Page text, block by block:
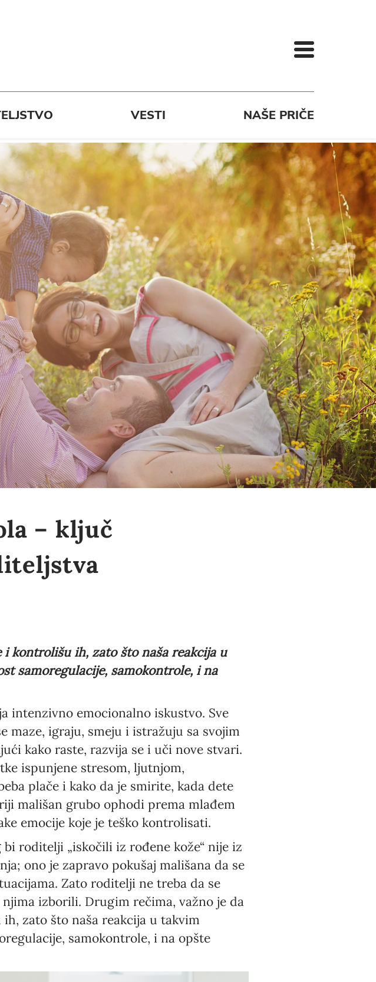
VESTI NAŠE PRIČE
– ključ
i kontrolišu ih, zato što naša reakcija u
samoregulacije, samokontrole, i na
intenzivno emocionalno iskustvo. Sve
maze, igraju, smeju i istražuju sa svojim
kako raste, razvija se i uči nove stvari.
ispunjene stresom, ljutnjom,
plače i kako da je smirite, kada dete
mališan grubo ophodi prema mlađem
emocije koje je teško kontrolisati.
roditelji „iskočili iz rođene kože“ nije iz
ono je zapravo pokušaj mališana da se
Zato roditelji ne treba da se
izborili. Drugim rečima, važno je da
zato što naša reakcija u takvim
samokontrole, i na opšte